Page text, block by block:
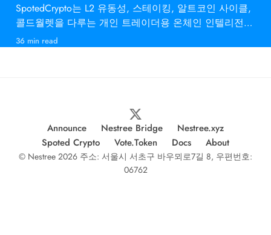
SpotedCrypto는 L2 유동성, 스테이킹, 알트코인 사이클,
콜드월렛을 다루는 개인 트레이더용 온체인 인텔리전스
다.
36 min read
Announce Nestree Bridge
Nestree.xyz
Spoted Crypto
Vote.Token Docs About
© Nestree 2026 주소: 서울시 서초구 바우뫼로7길 8, 우편번호:
06762